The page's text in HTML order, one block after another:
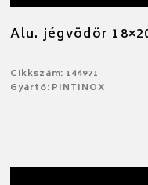
Alu. jégvödör
Cikkszám: 144971
Gyártó: PINTINOX